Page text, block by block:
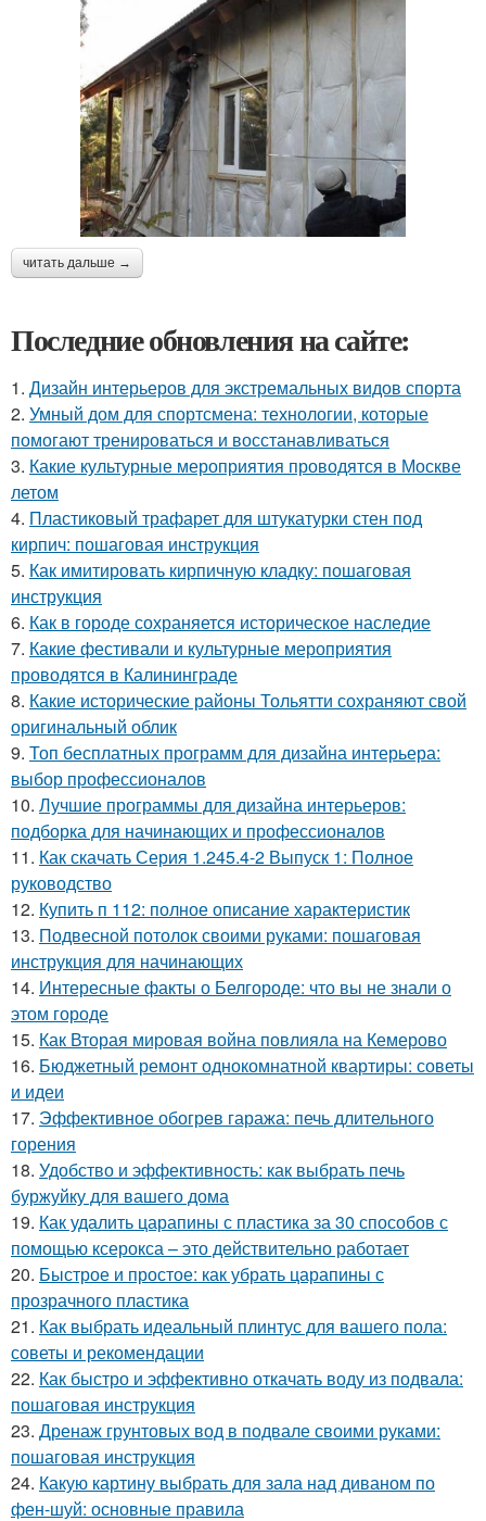
читать дальше →
Последние обновления на сайте:
1. Дизайн интерьеров для экстремальных видов спорта
2. Умный дом для спортсмена: технологии, которые
помогают тренироваться и восстанавливаться
3. Какие культурные мероприятия проводятся в Москве
летом
4. Пластиковый трафарет для штукатурки стен под
кирпич: пошаговая инструкция
5. Как имитировать кирпичную кладку: пошаговая
инструкция
6. Как в городе сохраняется историческое наследие
7. Какие фестивали и культурные мероприятия
проводятся в Калининграде
8. Какие исторические районы Тольятти сохраняют свой
оригинальный облик
9. Топ бесплатных программ для дизайна интерьера:
выбор профессионалов
10. Лучшие программы для дизайна интерьеров:
подборка для начинающих и профессионалов
11. Как скачать Серия 1.245.4-2 Выпуск 1: Полное
руководство
12. Купить п 112: полное описание характеристик
13. Подвесной потолок своими руками: пошаговая
инструкция для начинающих
14. Интересные факты о Белгороде: что вы не знали о
этом городе
15. Как Вторая мировая война повлияла на Кемерово
16. Бюджетный ремонт однокомнатной квартиры: советы
и идеи
17. Эффективное обогрев гаража: печь длительного
горения
18. Удобство и эффективность: как выбрать печь
буржуйку для вашего дома
19. Как удалить царапины с пластика за 30 способов с
помощью ксерокса – это действительно работает
20. Быстрое и простое: как убрать царапины с
прозрачного пластика
21. Как выбрать идеальный плинтус для вашего пола:
советы и рекомендации
22. Как быстро и эффективно откачать воду из подвала:
пошаговая инструкция
23. Дренаж грунтовых вод в подвале своими руками:
пошаговая инструкция
24. Какую картину выбрать для зала над диваном по
фен-шуй: основные правила